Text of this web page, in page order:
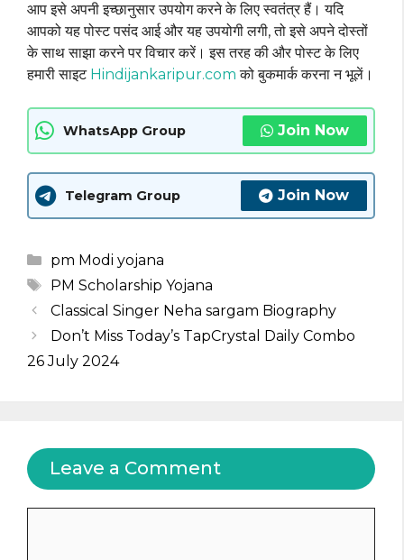
आप इसे अपनी इच्छानुसार उपयोग करने के लिए स्वतंत्र हैं। यदि
आपको यह पोस्ट पसंद आई और यह उपयोगी लगी, तो इसे अपने दोस्तों
के साथ साझा करने पर विचार करें। इस तरह की और पोस्ट के लिए
हमारी साइट Hindijankaripur.com को बुकमार्क करना न भूलें।
WhatsApp Group Join Now
Telegram Group Join Now
Categories
pm Modi yojana
Tags
PM Scholarship Yojana
Classical Singer Neha sargam Biography
Don’t Miss Today’s TapCrystal Daily Combo
26 July 2024
Leave a Comment